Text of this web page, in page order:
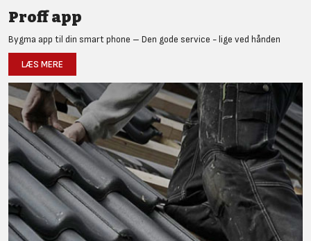
Proff app
Bygma app til din smart phone – Den gode service - lige ved hånden
LÆS MERE